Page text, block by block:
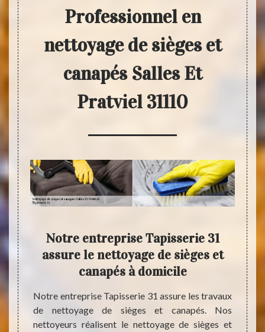
Professionnel en
nettoyage de sièges et
canapés Salles Et
Pratviel 31110
31
et
de
vos
Notre entreprise Tapisserie 31
assure le nettoyage de sièges et
canapés à domicile
Notre entreprise Tapisserie 31 assure les travaux
de nettoyage de sièges et canapés. Nos
nettoyeurs réalisent le nettoyage de sièges et
La
et